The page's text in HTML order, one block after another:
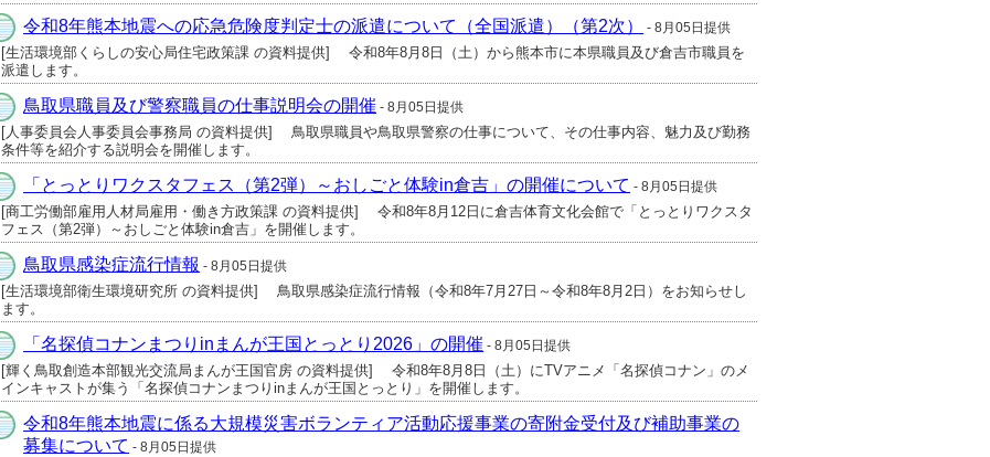
令和8年熊本地震への応急危険度判定士の派遣について（全国派遣）（第2次） - 8月05日提供
[生活環境部くらしの安心局住宅政策課 の資料提供] 令和8年8月8日（土）から熊本市に本県職員及び倉吉市職員を
派遣します。
鳥取県職員及び警察職員の仕事説明会の開催 - 8月05日提供
[人事委員会人事委員会事務局 の資料提供] 鳥取県職員や鳥取県警察の仕事について、その仕事内容、魅力及び勤務
条件等を紹介する説明会を開催します。
「とっとりワクスタフェス（第2弾）～おしごと体験in倉吉」の開催について - 8月05日提供
[商工労働部雇用人材局雇用・働き方政策課 の資料提供] 令和8年8月12日に倉吉体育文化会館で「とっとりワクスタ
フェス（第2弾）～おしごと体験in倉吉」を開催します。
鳥取県感染症流行情報 - 8月05日提供
[生活環境部衛生環境研究所 の資料提供] 鳥取県感染症流行情報（令和8年7月27日～令和8年8月2日）をお知らせし
ます。
「名探偵コナンまつりinまんが王国とっとり2026」の開催 - 8月05日提供
[輝く鳥取創造本部観光交流局まんが王国官房 の資料提供] 令和8年8月8日（土）にTVアニメ「名探偵コナン」のメ
インキャストが集う「名探偵コナンまつりinまんが王国とっとり」を開催します。
令和8年熊本地震に係る大規模災害ボランティア活動応援事業の寄附金受付及び補助事業の
募集について - 8月05日提供